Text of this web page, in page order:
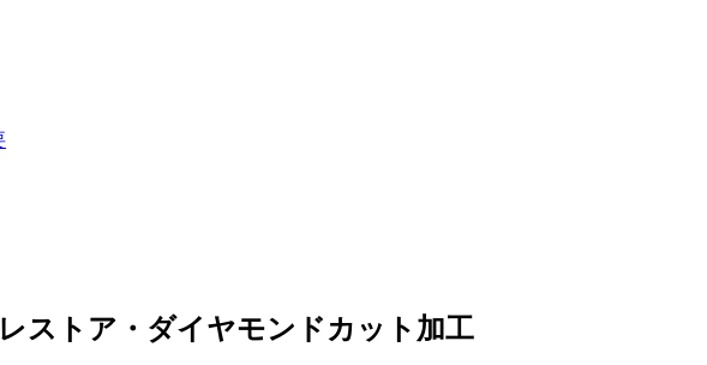
ストア・ダイヤモンドカット加工